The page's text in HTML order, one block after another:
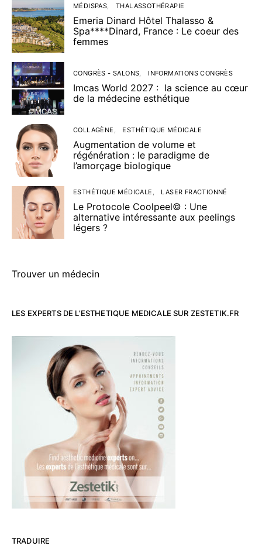
MÉDISPAS THALASSOTHÉRAPIE
Emeria Dinard Hôtel Thalasso &
Spa****Dinard, France : Le coeur des
femmes
CONGRÈS - SALONS INFORMATIONS CONGRÈS
Imcas World 2027 : la science au cœur
de la médecine esthétique
COLLAGÈNE ESTHÉTIQUE MÉDICALE
Augmentation de volume et
régénération : le paradigme de
l’amorçage biologique
ESTHÉTIQUE MÉDICALE LASER FRACTIONNÉ
Le Protocole Coolpeel© : Une
alternative intéressante aux peelings
légers ?
Trouver un médecin
LES EXPERTS DE L’ESTHETIQUE MEDICALE SUR ZESTETIK.FR
TRADUIRE